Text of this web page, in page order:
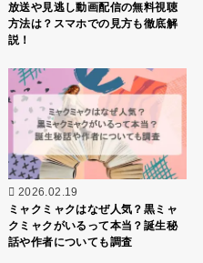
放送や見逃し動画配信の無料視聴
方法は？スマホでの見方も徹底解
説！
2026.02.19
ミャクミャクはなぜ人気？黒ミャ
クミャクがいるって本当？誕生秘
話や作者についても調査